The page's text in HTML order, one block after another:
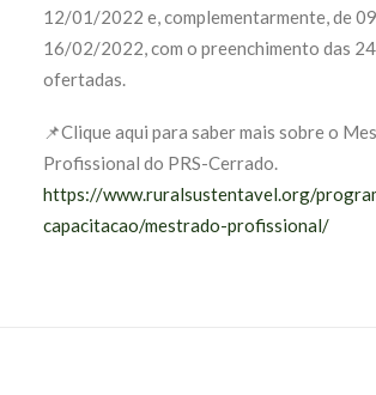
12/01/2022 e, complementarmente, de
16/02/2022, com o preenchimento das
ofertadas.
📌Cliqueaqui para saber mais sobre o
Profissional do PRS-Cerrado.
https://www.ruralsustentavel.org/
capacitacao/mestrado-profissional/